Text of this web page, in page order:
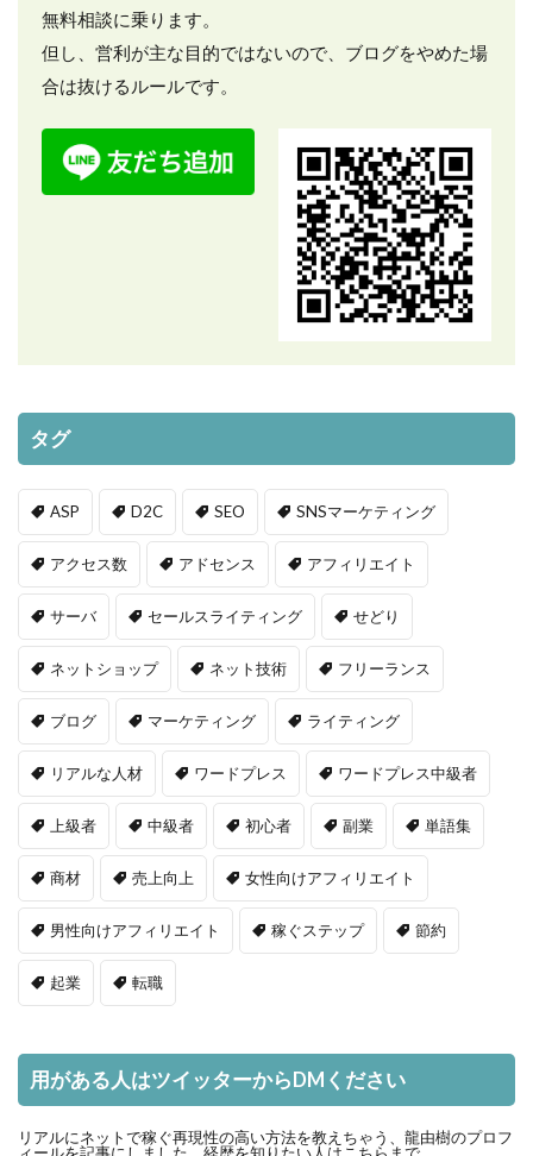
無料相談に乗ります。
但し、営利が主な目的ではないので、ブログをやめた場
合は抜けるルールです。
タグ
ASP D2C SEO SNSマーケティング
アクセス数 アドセンス アフィリエイト
サーバ セールスライティング せどり
ネットショップ ネット技術 フリーランス
ブログ マーケティング ライティング
リアルな人材 ワードプレス ワードプレス中級者
上級者 中級者 初心者 副業 単語集
商材 売上向上 女性向けアフィリエイト
男性向けアフィリエイト 稼ぐステップ 節約
起業 転職
用がある人はツイッターからDMください
リアルにネットで稼ぐ再現性の高い方法を教えちゃう、龍由樹のプロフ